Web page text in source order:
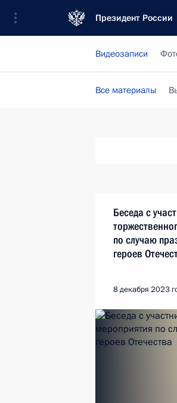
Президент России
Видеозаписи
Все материалы
Беседа с
по случаю
героев
8 декабря 2023